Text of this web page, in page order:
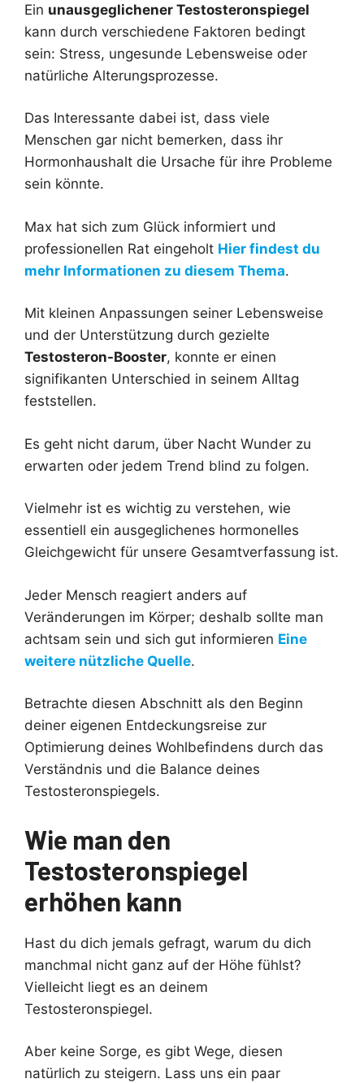
Ein unausgeglichener Testosteronspiegel
kann durch verschiedene Faktoren bedingt
sein: Stress, ungesunde Lebensweise oder
natürliche Alterungsprozesse.
Das Interessante dabei ist, dass viele
Menschen gar nicht bemerken, dass ihr
Hormonhaushalt die Ursache für ihre Probleme
sein könnte.
Max hat sich zum Glück informiert und
professionellen Rat eingeholt Hier findest du
mehr Informationen zu diesem Thema.
Mit kleinen Anpassungen seiner Lebensweise
und der Unterstützung durch gezielte
Testosteron-Booster, konnte er einen
signifikanten Unterschied in seinem Alltag
feststellen.
Es geht nicht darum, über Nacht Wunder zu
erwarten oder jedem Trend blind zu folgen.
Vielmehr ist es wichtig zu verstehen, wie
essentiell ein ausgeglichenes hormonelles
Gleichgewicht für unsere Gesamtverfassung ist.
Jeder Mensch reagiert anders auf
Veränderungen im Körper; deshalb sollte man
achtsam sein und sich gut informieren Eine
weitere nützliche Quelle.
Betrachte diesen Abschnitt als den Beginn
deiner eigenen Entdeckungsreise zur
Optimierung deines Wohlbefindens durch das
Verständnis und die Balance deines
Testosteronspiegels.
Wie man den
Testosteronspiegel
erhöhen kann
Hast du dich jemals gefragt, warum du dich
manchmal nicht ganz auf der Höhe fühlst?
Vielleicht liegt es an deinem
Testosteronspiegel.
Aber keine Sorge, es gibt Wege, diesen
natürlich zu steigern. Lass uns ein paar